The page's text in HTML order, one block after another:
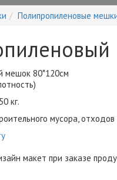
Полипропиленовые
кг.
мусора,
макет при заказе